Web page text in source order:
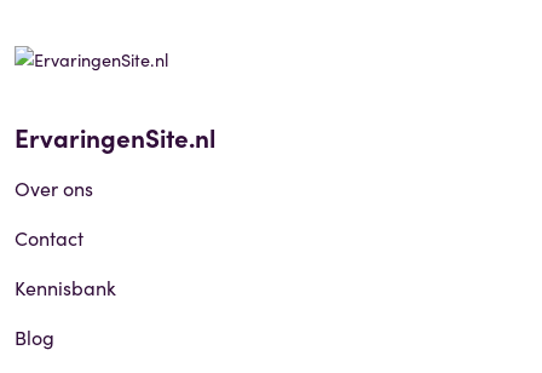
ErvaringenSite.nl
Over ons
Contact
Kennisbank
Blog